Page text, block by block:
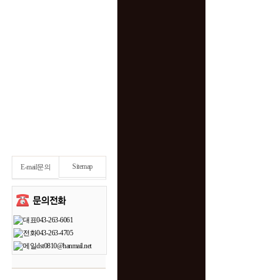
E-mail문의 Sitemap